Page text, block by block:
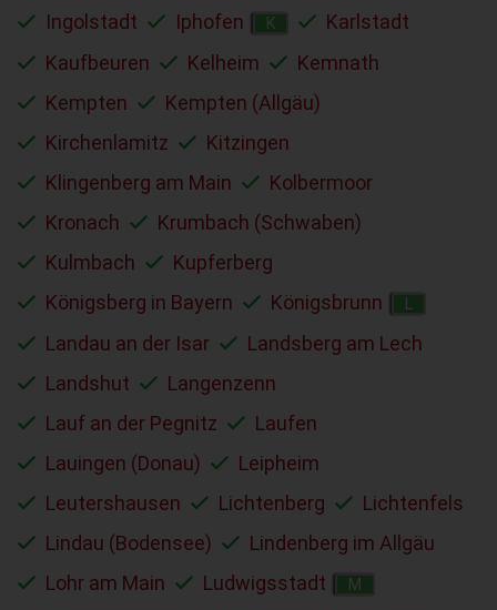
Ingolstadt
Iphofen K
Karlstadt
Kaufbeuren
Kelheim
Kemnath
Kempten
Kempten (Allgäu)
Kirchenlamitz
Kitzingen
Klingenberg am Main
Kolbermoor
Kronach
Krumbach (Schwaben)
Kulmbach
Kupferberg
Königsberg in Bayern
Königsbrunn
Landau an der Isar
Landsberg am Lech
Landshut
Langenzenn
Lauf an der Pegnitz
Laufen
Lauingen (Donau)
Leipheim
Leutershausen
Lichtenberg
Lichtenfels
Lindau (Bodensee)
Lindenberg im Allgäu
Lohr am Main
Ludwigsstadt M